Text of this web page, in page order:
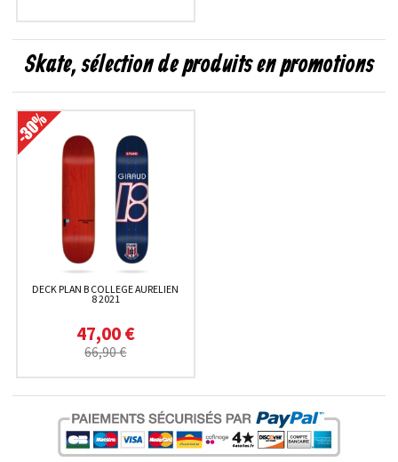
Skate, sélection de produits en promotions
DECK PLAN B COLLEGE AURELIEN
8 2021
47,00 €
66,90 €